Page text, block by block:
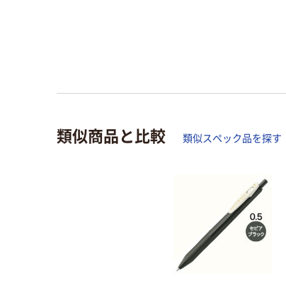
類似商品と比較 類似スペック品を探す